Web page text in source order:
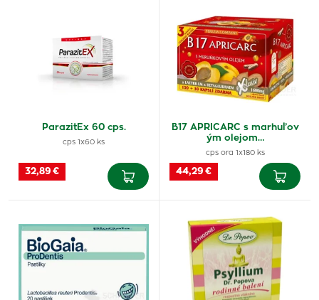
ParazitEx 60 cps.
cps 1x60 ks
32,89 €
B17 APRICARC s marhuľov
ým olejom…
cps ora 1x180 ks
44,29 €